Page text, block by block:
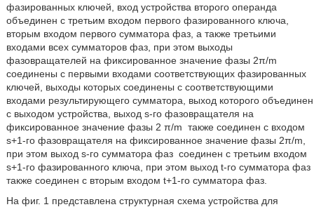
фазированных ключей, вход устройства второго операнда
объединен с третьим входом первого фазированного ключа,
вторым входом первого сумматора фаз, а также третьими
входами всех сумматоров фаз, при этом выходы
фазовращателей на фиксированное значение фазы 2π/m
соединены с первыми входами соответствующих фазированных
ключей, выходы которых соединены с соответствующими
входами результирующего сумматора, выход которого объединен
с выходом устройства, выход s-го фазовращателя на
фиксированное значение фазы 2 π/m также соединен с входом
s+1-го фазовращателя на фиксированное значение фазы 2π/m,
при этом выход s-го сумматора фаз соединен с третьим входом
s+1-го фазированного ключа, при этом выход t-го сумматора фаз
также соединен с вторым входом t+1-го сумматора фаз.
На фиг. 1 представлена структурная схема устройства для